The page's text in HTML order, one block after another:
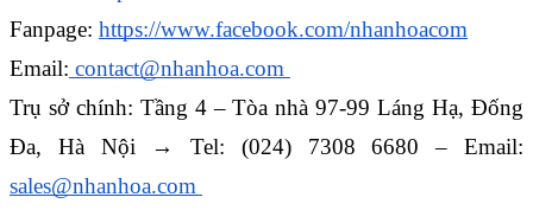
Fanpage: https://www.facebook.com/nhanhoacom
Email: contact@nhanhoa.com
Trụ sở chính: Tầng 4 – Tòa nhà 97-99 Láng Hạ, Đống
sales@nhanhoa.com